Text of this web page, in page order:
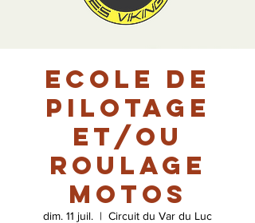
Ecole de
pilotage
et/ou
roulage
motos
dim. 11 juil.
  |
Circuit du Var du Luc